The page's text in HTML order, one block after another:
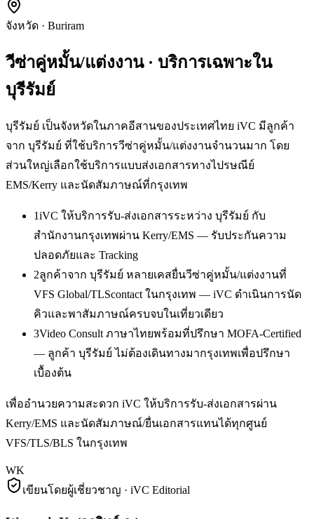
จังหวัด · Buriram
วีซ่าคู่หมั้น/แต่งงาน· บริการเฉพาะใน
บุรีรัมย์
บุรีรัมย์ เป็นจังหวัดในภาคอีสานของประเทศไทย iVC มีลูกค้า
จาก บุรีรัมย์ ที่ใช้บริการวีซ่าคู่หมั้น/แต่งงานจำนวนมาก โดย
ส่วนใหญ่เลือกใช้บริการแบบส่งเอกสารทางไปรษณีย์
EMS/Kerry และนัดสัมภาษณ์ที่กรุงเทพ
1iVC ให้บริการรับ-ส่งเอกสารระหว่าง บุรีรัมย์ กับ
สำนักงานกรุงเทพผ่าน Kerry/EMS — รับประกันความ
ปลอดภัยและ Tracking
2ลูกค้าจาก บุรีรัมย์ หลายเคสยื่นวีซ่าคู่หมั้น/แต่งงานที่
VFS Global/TLScontact ในกรุงเทพ — iVC ดำเนินการนัด
คิวและพาสัมภาษณ์ครบจบในเที่ยวเดียว
3Video Consult ภาษาไทยพร้อมที่ปรึกษา MOFA-Certified
— ลูกค้า บุรีรัมย์ ไม่ต้องเดินทางมากรุงเทพเพื่อปรึกษา
เบื้องต้น
เพื่ออำนวยความสะดวก iVC ให้บริการรับ-ส่งเอกสารผ่าน
Kerry/EMS และนัดสัมภาษณ์/ยื่นเอกสารแทนได้ทุกศูนย์
VFS/TLS/BLS ในกรุงเทพ
WK
เขียนโดยผู้เชี่ยวชาญ · iVC Editorial